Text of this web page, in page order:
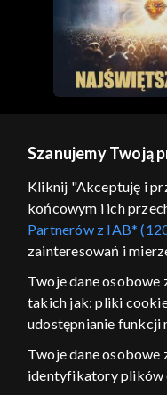
regulamin serwisu
Szanujemy Twoją
Kliknij "Akceptuję i
końcowym i ich
Partnerów z IAB*
zainteresowań i
Twoje dane osobowe
takich jak: pliki
udostępnianie funkcji
Twoje dane
identyfikatory plików